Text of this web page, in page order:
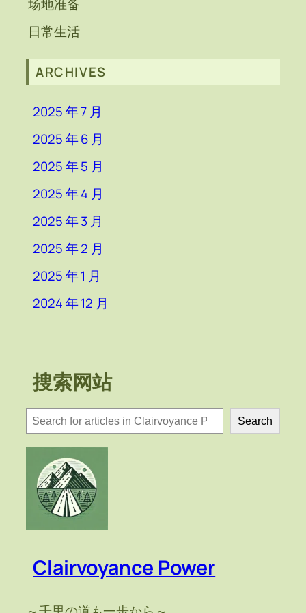
场地准备
日常生活
ARCHIVES
2025 年 7 月
2025 年 6 月
2025 年 5 月
2025 年 4 月
2025 年 3 月
2025 年 2 月
2025 年 1 月
2024 年 12 月
搜索网站
検
索
Search
Clairvoyance Power